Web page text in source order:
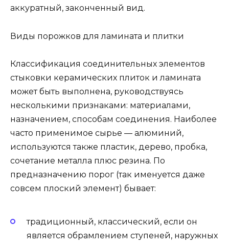
аккуратный, законченный вид.
Виды порожков для ламината и плитки
Классификация соединительных элементов
стыковки керамических плиток и ламината
может быть выполнена, руководствуясь
несколькими признаками: материалами,
назначением, способам соединения. Наиболее
часто применимое сырье — алюминий,
используются также пластик, дерево, пробка,
сочетание металла плюс резина. По
предназначению порог (так именуется даже
совсем плоский элемент) бывает:
традиционный, классический, если он
является обрамлением ступеней, наружных